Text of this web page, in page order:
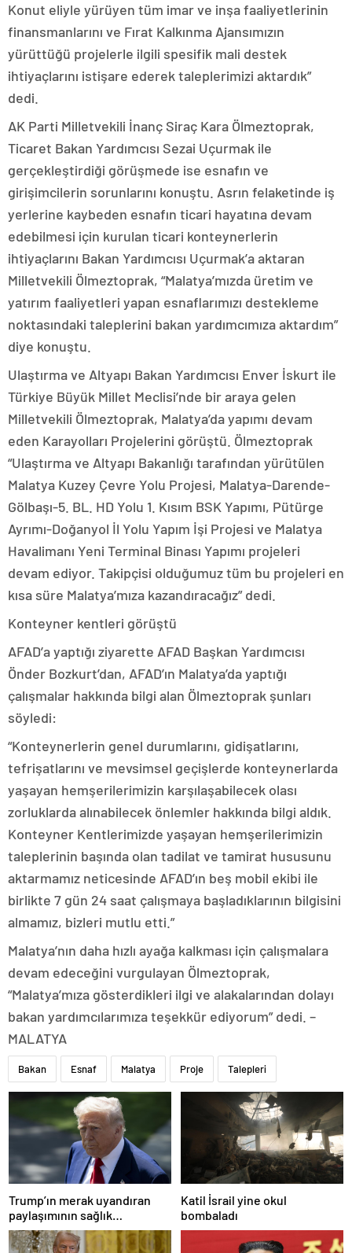
Konut eliyle yürüyen tüm imar ve inşa faaliyetlerinin
finansmanlarını ve Fırat Kalkınma Ajansımızın
yürüttüğü projelerle ilgili spesifik mali destek
ihtiyaçlarını istişare ederek taleplerimizi aktardık”
dedi.
AK Parti Milletvekili İnanç Siraç Kara Ölmeztoprak,
Ticaret Bakan Yardımcısı Sezai Uçurmak ile
gerçekleştirdiği görüşmede ise esnafın ve
girişimcilerin sorunlarını konuştu. Asrın felaketinde iş
yerlerine kaybeden esnafın ticari hayatına devam
edebilmesi için kurulan ticari konteynerlerin
ihtiyaçlarını Bakan Yardımcısı Uçurmak’a aktaran
Milletvekili Ölmeztoprak, “Malatya’mızda üretim ve
yatırım faaliyetleri yapan esnaflarımızı destekleme
noktasındaki taleplerini bakan yardımcımıza aktardım”
diye konuştu.
Ulaştırma ve Altyapı Bakan Yardımcısı Enver İskurt ile
Türkiye Büyük Millet Meclisi’nde bir araya gelen
Milletvekili Ölmeztoprak, Malatya’da yapımı devam
eden Karayolları Projelerini görüştü. Ölmeztoprak
“Ulaştırma ve Altyapı Bakanlığı tarafından yürütülen
Malatya Kuzey Çevre Yolu Projesi, Malatya-Darende-
Gölbaşı-5. BL. HD Yolu 1. Kısım BSK Yapımı, Pütürge
Ayrımı-Doğanyol İl Yolu Yapım İşi Projesi ve Malatya
Havalimanı Yeni Terminal Binası Yapımı projeleri
devam ediyor. Takipçisi olduğumuz tüm bu projeleri en
kısa süre Malatya’mıza kazandıracağız” dedi.
Konteyner kentleri görüştü
AFAD’a yaptığı ziyarette AFAD Başkan Yardımcısı
Önder Bozkurt’dan, AFAD’ın Malatya’da yaptığı
çalışmalar hakkında bilgi alan Ölmeztoprak şunları
söyledi:
“Konteynerlerin genel durumlarını, gidişatlarını,
tefrişatlarını ve mevsimsel geçişlerde konteynerlarda
yaşayan hemşerilerimizin karşılaşabilecek olası
zorluklarda alınabilecek önlemler hakkında bilgi aldık.
Konteyner Kentlerimizde yaşayan hemşerilerimizin
taleplerinin başında olan tadilat ve tamirat hususunu
aktarmamız neticesinde AFAD’ın beş mobil ekibi ile
birlikte 7 gün 24 saat çalışmaya başladıklarının bilgisini
almamız, bizleri mutlu etti.”
Malatya’nın daha hızlı ayağa kalkması için çalışmalara
devam edeceğini vurgulayan Ölmeztoprak,
“Malatya’mıza gösterdikleri ilgi ve alakalarından dolayı
bakan yardımcılarımıza teşekkür ediyorum” dedi. –
MALATYA
Bakan Esnaf Malatya Proje Talepleri
Trump’ın merak uyandıran
paylaşımının sağlık
sistemiyle ilgili kararname
olduğu anlaşıldı
Katil İsrail yine okul
bombaladı